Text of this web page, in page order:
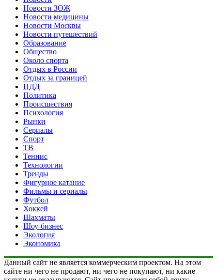
Новости ЗОЖ
Новости медицины
Новости Москвы
Новости путешествий
Образование
Общество
Около спорта
Отдых в России
Отдых за границей
ПДД
Политика
Происшествия
Психология
Рынки
Сериалы
Спорт
ТВ
Теннис
Технологии
Тренды
Фигурное катание
Фильмы и сериалы
Футбол
Хоккей
Шахматы
Шоу-бизнес
Экология
Экономика
Данный сайт не является коммерческим проектом. На этом
сайте ни чего не продают, ни чего не покупают, ни какие